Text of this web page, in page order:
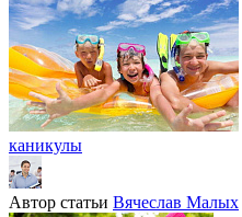
каникулы
Автор статьи Вячеслав Малых